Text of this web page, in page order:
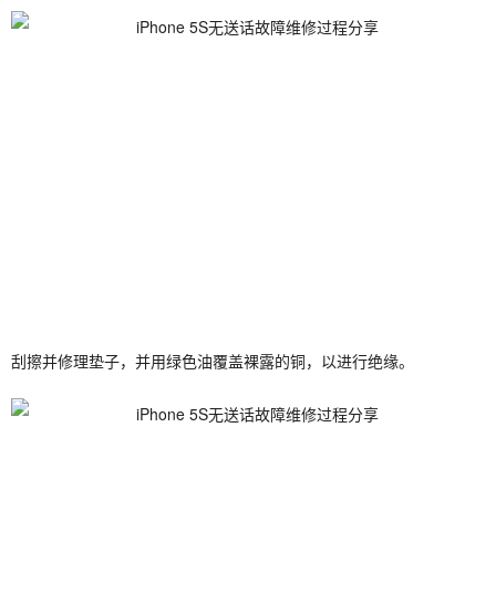
刮擦并修理垫子，并用绿色油覆盖裸露的铜，以进行绝缘。